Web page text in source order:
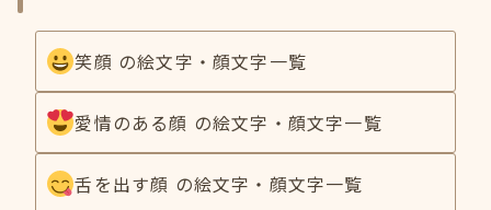
笑顔 の絵文字・顔文字一覧
愛情のある顔 の絵文字・顔文字一覧
舌を出す顔 の絵文字・顔文字一覧